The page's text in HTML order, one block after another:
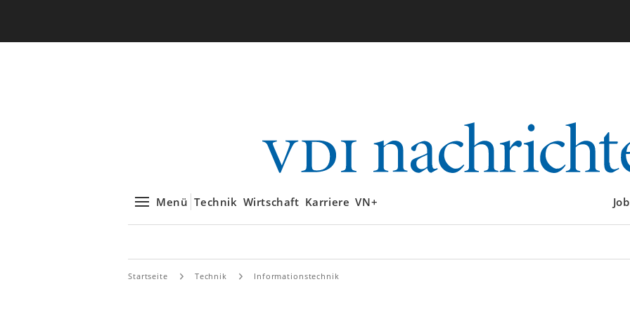
Menü Technik Wirtschaft Karriere VN+
Startseite Technik Informationstechnik